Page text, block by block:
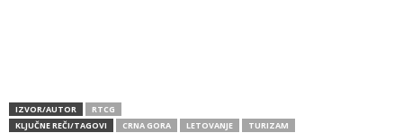
IZVOR/AUTOR
RTCG
KLJUČNE REČI/TAGOVI
CRNA GORA LETOVANJE TURIZAM